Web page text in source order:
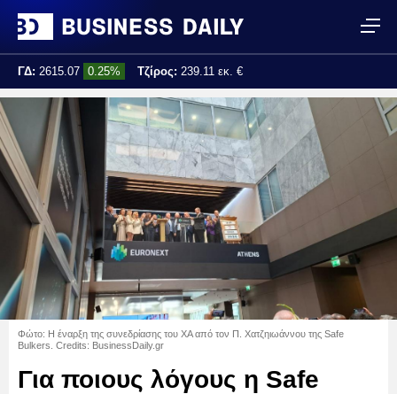
ΓΔ: 2615.07 0.25% Τζίρος: 239.11 εκ. €
Τελ. ενημέρωση: 17:25:01
Φώτο: Η έναρξη της συνεδρίασης του ΧΑ από τον Π. Χατζηιωάννου της Safe
Bulkers. Credits: BusinessDaily.gr
Για ποιους λόγους η Safe